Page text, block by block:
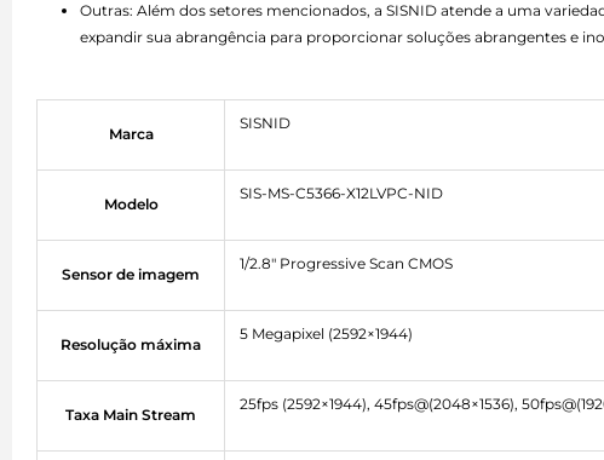
Outras: Além dos setores mencionados, a SISNID atende a uma
expandir sua abrangência para proporcionar soluções abrangentes e
Marca
SISNID
Modelo
SIS-MS-C5366-X12LVPC-NID
Sensor de imagem
1/2.8" Progressive Scan CMOS
Resolução máxima
5 Megapixel (2592×1944)
Taxa Main Stream
25fps (2592×1944), 45fps@(2048×1536),